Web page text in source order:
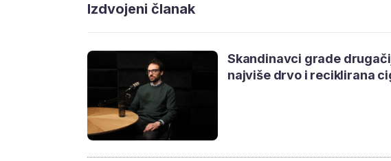
Izdvojeni članak
Skandinavci grade
najviše drvo i reciklirana